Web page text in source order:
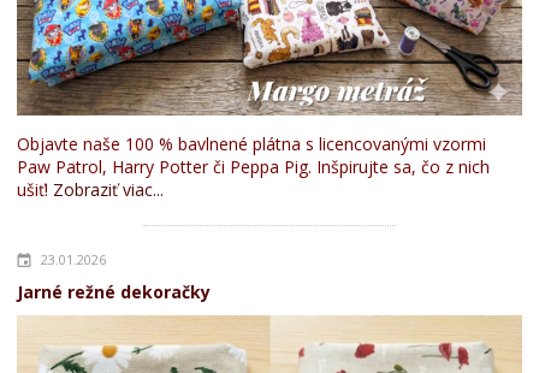
Objavte naše 100 % bavlnené plátna s licencovanými vzormi
Paw Patrol, Harry Potter či Peppa Pig. Inšpirujte sa, čo z nich
ušiť! Zobraziť viac...
23.01.2026
Jarné režné dekoračky